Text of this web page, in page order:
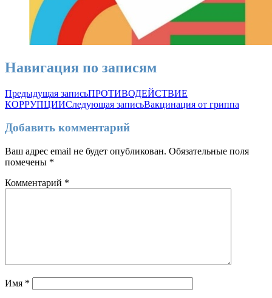
Навигация по записям
Предыдущая записьПРОТИВОДЕЙСТВИЕ
КОРРУПЦИИСледующая записьВакцинация от гриппа
Добавить комментарий
Ваш адрес email не будет опубликован. Обязательные поля
помечены *
Комментарий *
Имя *